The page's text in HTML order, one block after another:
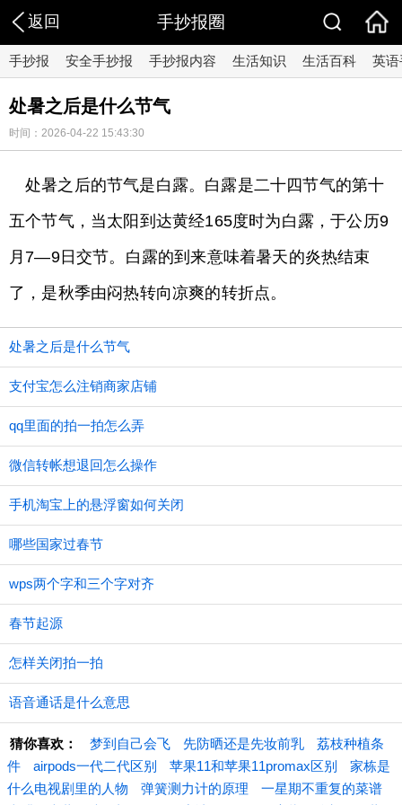
返回 手抄报圈
手抄报 安全手抄报 手抄报内容 生活知识 生活百科 英
处暑之后是什么节气
时间：2026-04-22 15:43:30
处暑之后的节气是白露。白露是二十四节气的第十
五个节气，当太阳到达黄经165度时为白露，于公历9
月7—9日交节。白露的到来意味着暑天的炎热结束
了，是秋季由闷热转向凉爽的转折点。
处暑之后是什么节气
支付宝怎么注销商家店铺
qq里面的拍一拍怎么弄
微信转帐想退回怎么操作
手机淘宝上的悬浮窗如何关闭
哪些国家过春节
wps两个字和三个字对齐
春节起源
怎样关闭拍一拍
语音通话是什么意思
猜你喜欢： 梦到自己会飞 先防晒还是先妆前乳
荔枝种植条
件
airpods一代二代区别 苹果11和苹果11promax区别
家栋是
什么电视剧里的人物
弹簧测力计的原理
一星期不重复的菜谱